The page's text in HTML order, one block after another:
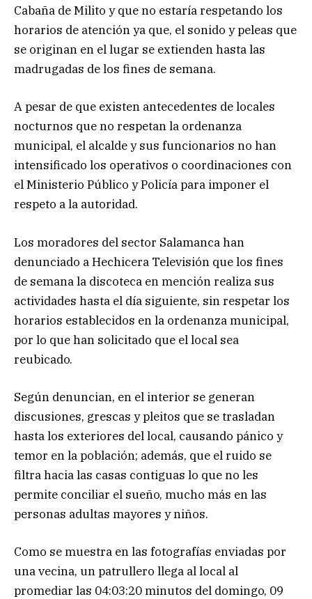
Cabaña de Milito y que no estaría respetando los
horarios de atención ya que, el sonido y peleas que
se originan en el lugar se extienden hasta las
madrugadas de los fines de semana.
A pesar de que existen antecedentes de locales
nocturnos que no respetan la ordenanza
municipal, el alcalde y sus funcionarios no han
intensificado los operativos o coordinaciones con
el Ministerio Público y Policía para imponer el
respeto a la autoridad.
Los moradores del sector Salamanca han
denunciado a Hechicera Televisión que los fines
de semana la discoteca en mención realiza sus
actividades hasta el día siguiente, sin respetar los
horarios establecidos en la ordenanza municipal,
por lo que han solicitado que el local sea
reubicado.
Según denuncian, en el interior se generan
discusiones, grescas y pleitos que se trasladan
hasta los exteriores del local, causando pánico y
temor en la población; además, que el ruido se
filtra hacia las casas contiguas lo que no les
permite conciliar el sueño, mucho más en las
personas adultas mayores y niños.
Como se muestra en las fotografías enviadas por
una vecina, un patrullero llega al local al
promediar las 04:03:20 minutos del domingo, 09